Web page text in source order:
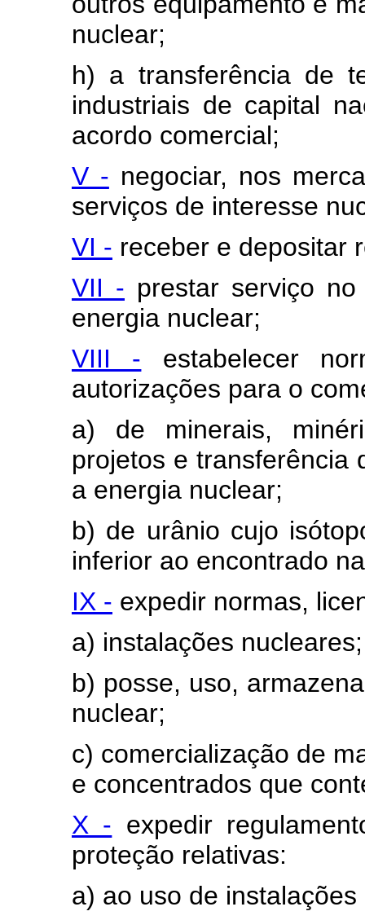
nuclear;
h) a transferência de
industriais de capital
acordo comercial;
V - negociar, nos
serviços de interesse
VI - receber e depositar
VII - prestar serviço
energia nuclear;
VIII - estabelecer
autorizações para o
a) de minerais,
projetos e transferência
a energia nuclear;
b) de urânio cujo
inferior ao encontrado
IX - expedir normas,
a) instalações nucleares;
b) posse, uso,
nuclear;
c) comercialização de
e concentrados que
X - expedir
proteção relativas:
a) ao uso de